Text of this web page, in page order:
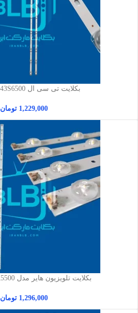
بکلایت تی سی ال 43D3000 , 43S6500
1,229,000 تومان
بکلایت تلویزیون هایر مدل 42B8400 , 42K5500
1,296,000 تومان